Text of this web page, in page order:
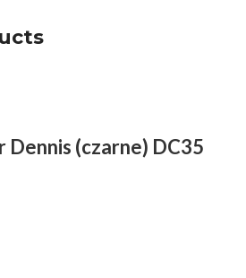
Dennis (czarne) DC35